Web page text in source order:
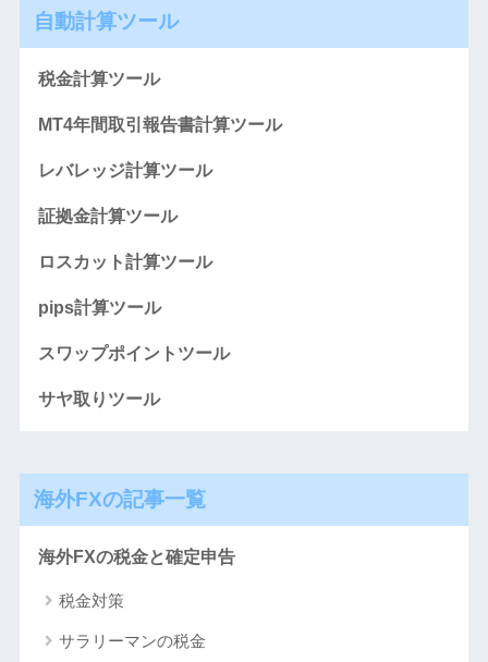
自動計算ツール
税金計算ツール
MT4年間取引報告書計算ツール
レバレッジ計算ツール
証拠金計算ツール
ロスカット計算ツール
pips計算ツール
スワップポイントツール
サヤ取りツール
海外FXの記事一覧
海外FXの税金と確定申告
税金対策
サラリーマンの税金